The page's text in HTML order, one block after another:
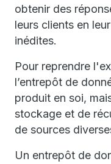
obtenir des
leurs clients en
inédites.
Pour reprendre
l’entrepôt de
produit en soi,
stockage et de
de sources
Un entrepôt de